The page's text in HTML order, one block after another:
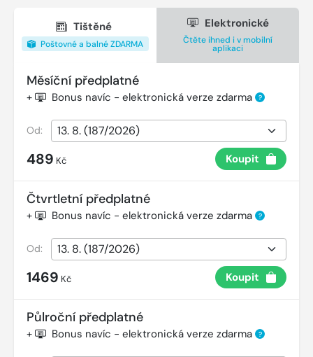
Tištěné
Poštovné a balné ZDARMA
Elektronické
Čtěte ihned i v mobilní
aplikaci
Měsíční předplatné
+ Bonus navíc - elektronická verze zdarma ?
Od:
489 Kč Koupit
Čtvrtletní předplatné
+ Bonus navíc - elektronická verze zdarma ?
Od:
1469 Kč Koupit
Půlroční předplatné
+ Bonus navíc - elektronická verze zdarma ?